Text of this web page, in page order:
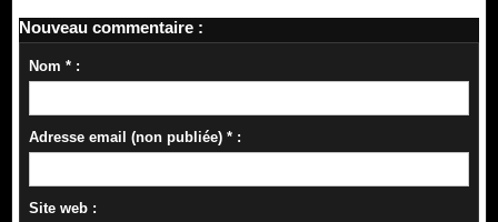
Nouveau commentaire :
Nom * :
Adresse email (non publiée) * :
Site web :